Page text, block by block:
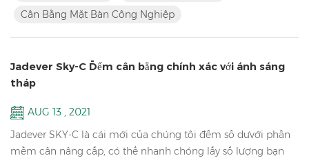
đến 1 / 15000 Tích lũy, màn hình tích lũy và tích lũ...
Cân Bằng Mặt Bàn Công Nghiệp
Jadever Sky-C Đếm cân bằng chính xác với ánh sáng
tháp
AUG 13 , 2021
Jadever SKY-C là cái mới của chúng tôi đếm số dưvới phần
mềm cân nâng cấp, có thể nhanh chóng lấy số lượng bạn